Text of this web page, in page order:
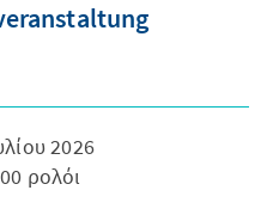
2026
ρολόι